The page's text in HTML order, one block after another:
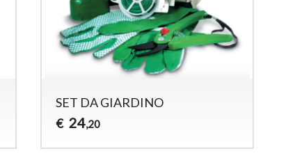
SET DA GIARDINO
€ 24,20